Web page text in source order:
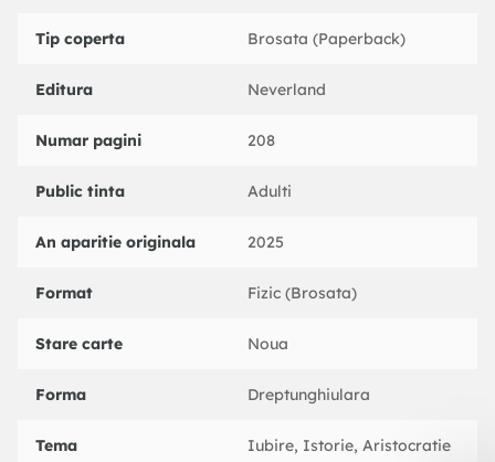
Tip coperta Brosata (Paperback)
Editura Neverland
Numar pagini 208
Public tinta Adulti
An aparitie originala 2025
Format Fizic (Brosata)
Stare carte Noua
Forma Dreptunghiulara
Tema Iubire, Istorie, Aristocratie